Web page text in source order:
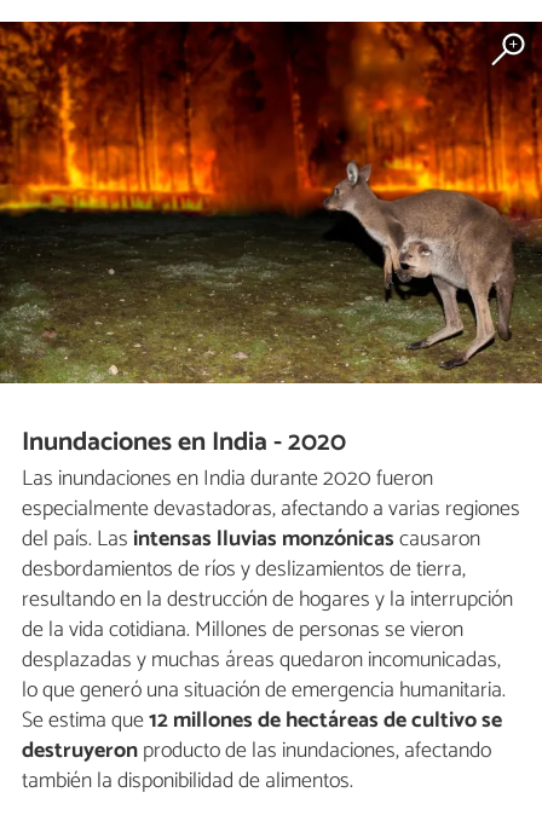
Inundaciones en India - 2020
Las inundaciones en India durante 2020 fueron
especialmente devastadoras, afectando a varias regiones
del país. Las intensas lluvias monzónicascausaron
desbordamientos de ríos y deslizamientos de tierra,
resultando en la destrucción de hogares y la interrupción
de la vida cotidiana. Millones de personas se vieron
desplazadas y muchas áreas quedaron incomunicadas,
lo que generó una situación de emergencia humanitaria.
Se estima que12 millones de hectáreas de cultivo se
destruyeronproducto de las inundaciones, afectando
también la disponibilidad de alimentos.